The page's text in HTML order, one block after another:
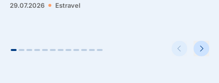
29.07.2026 Estravel